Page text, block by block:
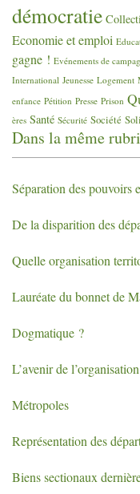
démocratie
Economie et emploi
gagne ! Evénements de
International Jeunesse Logement
enfance Pétition Presse Prison
ères Santé Sécurité Société
Dans la même
Séparation des pouvoirs
De la disparition des
Quelle organisation
Lauréate du bonnet de
Dogmatique ?
L’avenir de
Métropoles
Représentation des
Biens sectionaux